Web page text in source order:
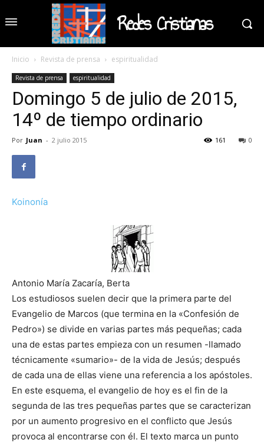
Redes Cristianas
Inicio Revista de prensa espiritualidad
Revista de prensa espiritualidad
Domingo 5 de julio de 2015,
14º de tiempo ordinario
Por Juan - 2 julio 2015 0
161
Koinonía
Antonio María Zacaría, Berta
Los estudiosos suelen decir que la primera parte del
Evangelio de Marcos (que termina en la «Confesión de
Pedro») se divide en varias partes más pequeñas; cada
una de estas partes empieza con un resumen -llamado
técnicamente «sumario»- de la vida de Jesús; después
de cada una de ellas viene una referencia a los apóstoles.
En este esquema, el evangelio de hoy es el fin de la
segunda de las tres pequeñas partes que se caracterizan
por un aumento progresivo en el conflicto que Jesús
provoca al encontrarse con él. El texto marca un punto